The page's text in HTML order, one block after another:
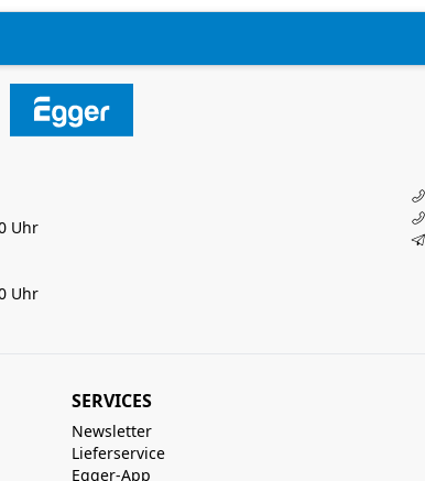
Uhr
Uhr
SERVICES
Newsletter
Lieferservice
Egger-App